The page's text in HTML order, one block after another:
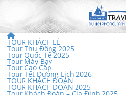
TOUR KHÁCH LẺ
Tour Thu Đông 2025
Tour Quốc Tế 2025
Tour Máy Bay
Tour Cao Cấp
Tour Tết Dương Lịch 2026
TOUR KHÁCH ĐOÀN
TOUR KHÁCH ĐOÀN 2025